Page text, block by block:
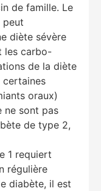
de famille. Le
peut
diète sévère
les carbo-
de la diète
certaines
oraux)
ne sont pas
de type 2,
1 requiert
régulière
diabète, il est